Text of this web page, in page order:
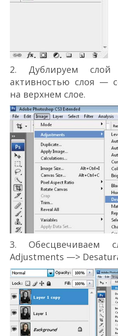
2. Дублируем слой
активностью слоя —
на верхнем слое.
3.
Adjustments —>